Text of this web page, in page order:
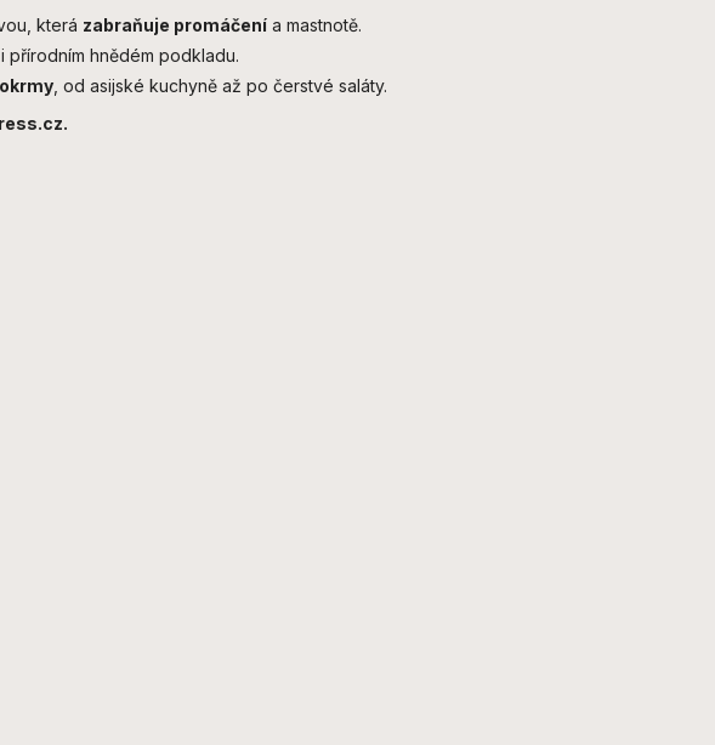
která zabraňuje promáčení a mastnotě.
přírodním hnědém podkladu.
, od asijské kuchyně až po čerstvé saláty.